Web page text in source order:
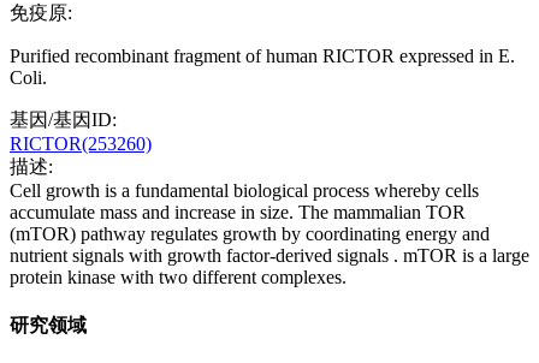
免疫原:
Purified recombinant fragment of human RICTOR expressed in E.
Coli.
基因/基因ID:
RICTOR(253260)
描述:
Cell growth is a fundamental biological process whereby cells
accumulate mass and increase in size. The mammalian TOR
(mTOR) pathway regulates growth by coordinating energy and
nutrient signals with growth factor-derived signals . mTOR is a large
protein kinase with two different complexes.
研究领域